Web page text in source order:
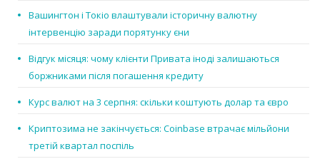
Вашингтон і Токіо влаштували історичну валютну
інтервенцію заради порятунку єни
Відгук місяця: чому клієнти Привата іноді залишаються
боржниками після погашення кредиту
Курс валют на 3 серпня: скільки коштують долар та євро
Криптозима не закінчується: Coinbase втрачає мільйони
третій квартал поспіль